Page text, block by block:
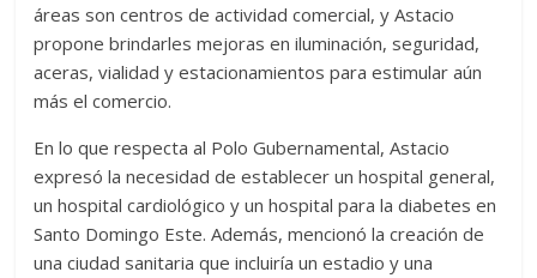
áreas son centros de actividad comercial, y Astacio
propone brindarles mejoras en iluminación, seguridad,
aceras, vialidad y estacionamientos para estimular aún
más el comercio.
En lo que respecta al Polo Gubernamental, Astacio
expresó la necesidad de establecer un hospital general,
un hospital cardiológico y un hospital para la diabetes en
Santo Domingo Este. Además, mencionó la creación de
una ciudad sanitaria que incluiría un estadio y una